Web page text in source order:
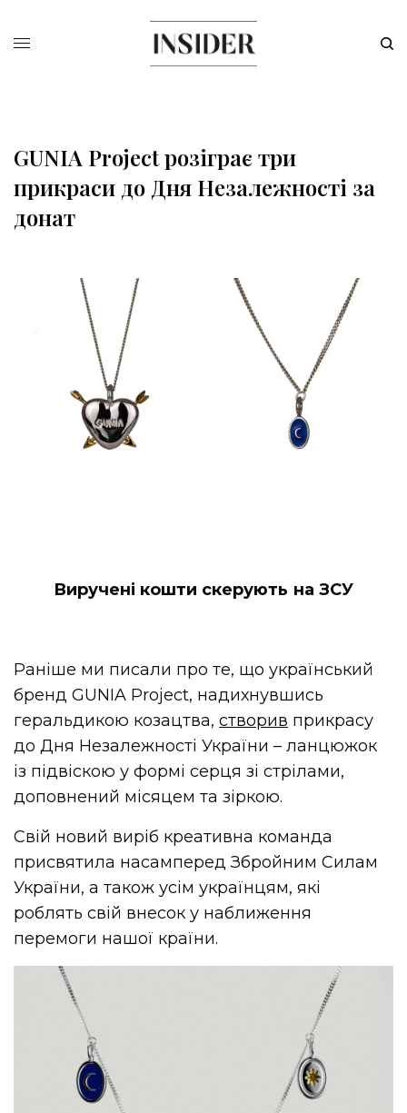
GUNIA Project розіграє три
прикраси до Дня Незалежності за
донат
Виручені кошти скерують на ЗСУ
Раніше ми писали про те, що український
бренд GUNIA Project, надихнувшись
геральдикою козацтва,створив прикрасу
до Дня Незалежності України – ланцюжок
із підвіскою у формі серця зі стрілами,
доповнений місяцем та зіркою.
Свій новий виріб креативна команда
присвятила насамперед Збройним Силам
України, а також усім українцям, які
роблять свій внесок у наближення
перемоги нашої країни.